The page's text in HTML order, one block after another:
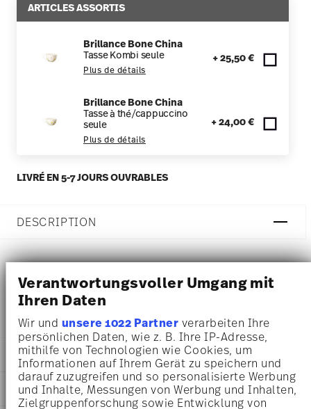
Verantwortungsvoller Umgang mit
Ihren Daten
Wir und unsere 1022 Partnerverarbeiten Ihre
persönlichen Daten, wie z. B. Ihre IP-Adresse,
mithilfe von Technologien wie Cookies, um
Informationen auf Ihrem Gerät zu speichern und
darauf zuzugreifen und so personalisierte Werbung
und Inhalte, Messungen von Werbung und Inhalten,
Zielgruppenforschung sowie Entwicklung von
ARTICLES ASSORTIS
Brillance Bone China
Tasse Kombi seule
Plus de détails
+ 25,50 €
Brillance Bone China
Tasse à thé/cappuccino
seule
Plus de détails
+ 24,00 €
LIVRÉ EN 5-7 JOURS OUVRABLES
DESCRIPTION
Rosenthal Brillance Fleurs Sauvages Tasse pour thé -
Rond - Ø 16,2 cm - h 1,2 cm, Bone china
DÉTAILS
Rosenthal
Brillance Bone China
DIMENSIONS